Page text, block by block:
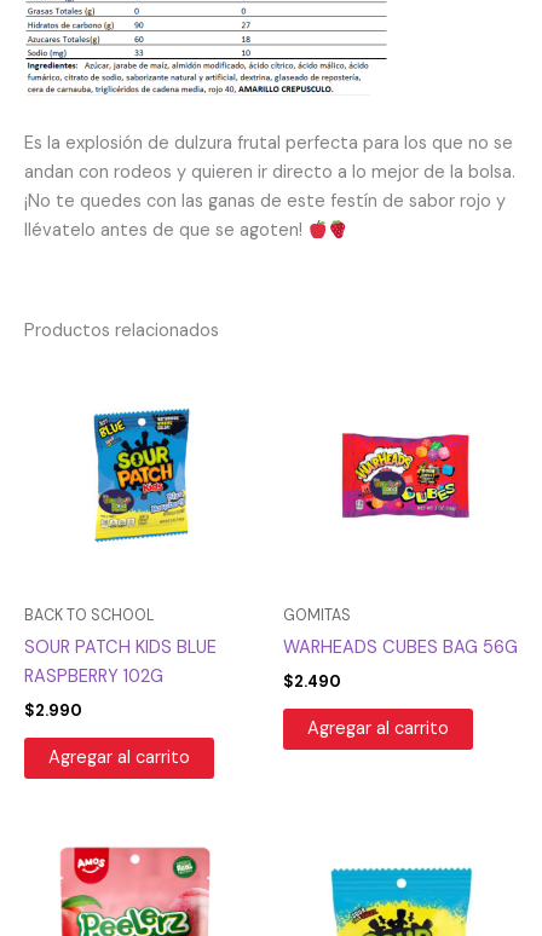
Es la explosión de dulzura frutal perfecta para los que no se
andan con rodeos y quieren ir directo a lo mejor de la bolsa.
¡No te quedes con las ganas de este festín de sabor rojo y
llévatelo antes de que se agoten!
Productos relacionados
BACK TO SCHOOL
SOUR PATCH KIDS BLUE
RASPBERRY 102G
$2.990
Agregar al carrito
GOMITAS
WARHEADS CUBES BAG 56G
$2.490
Agregar al carrito
precio
original
era:
$3.990.
precio
actual
es:
$1.995.